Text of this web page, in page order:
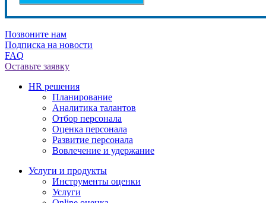
Позвоните нам
Подписка на новости
FAQ
Оставьте заявку
HR решения
Планирование
Аналитика талантов
Отбор персонала
Оценка персонала
Развитие персонала
Вовлечение и удержание
Услуги и продукты
Инструменты оценки
Услуги